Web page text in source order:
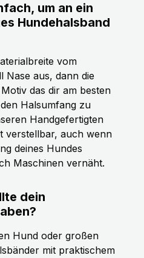
um an ein
Hundehalsband
vom
Nase aus, dann die
das dir am besten
Halsumfang zu
Handgefertigten
verstellbar, auch wenn
deines Hundes
Maschinen vernäht.
dein
Hund oder großen
mit praktischem